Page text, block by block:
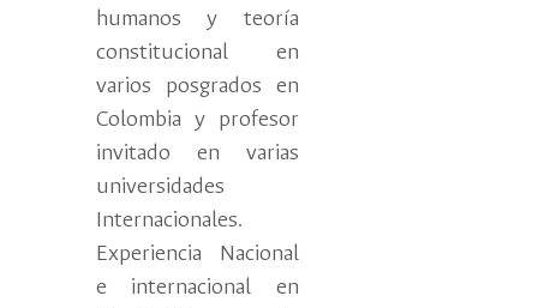
humanos y teoría
constitucional en
varios posgrados en
Colombia y profesor
invitado en varias
universidades
Internacionales.
Experiencia Nacional
e internacional en